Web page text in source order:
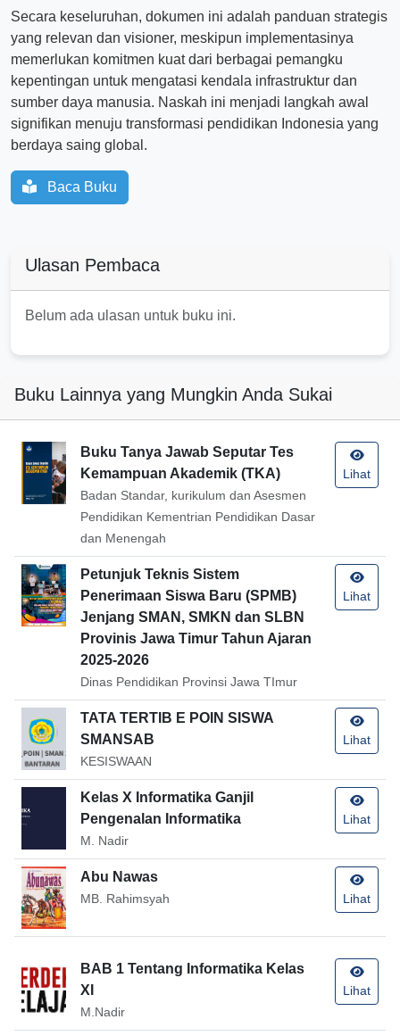
Secara keseluruhan, dokumen ini adalah panduan strategis
yang relevan dan visioner, meskipun implementasinya
memerlukan komitmen kuat dari berbagai pemangku
kepentingan untuk mengatasi kendala infrastruktur dan
sumber daya manusia. Naskah ini menjadi langkah awal
signifikan menuju transformasi pendidikan Indonesia yang
berdaya saing global.
Baca Buku
Ulasan Pembaca
Belum ada ulasan untuk buku ini.
Buku Lainnya yang Mungkin Anda Sukai
Buku Tanya Jawab Seputar Tes
Kemampuan Akademik (TKA)
Badan Standar, kurikulum dan Asesmen
Pendidikan Kementrian Pendidikan Dasar
dan Menengah
Lihat
Petunjuk Teknis Sistem
Penerimaan Siswa Baru (SPMB)
Jenjang SMAN, SMKN dan SLBN
Provinis Jawa Timur Tahun Ajaran
2025-2026
Dinas Pendidikan Provinsi Jawa TImur
Lihat
TATA TERTIB E POIN SISWA
SMANSAB
KESISWAAN
Lihat
Kelas X Informatika Ganjil
Pengenalan Informatika
M. Nadir
Lihat
Abu Nawas
MB. Rahimsyah Lihat
BAB 1 Tentang Informatika Kelas
XI
M.Nadir
Lihat